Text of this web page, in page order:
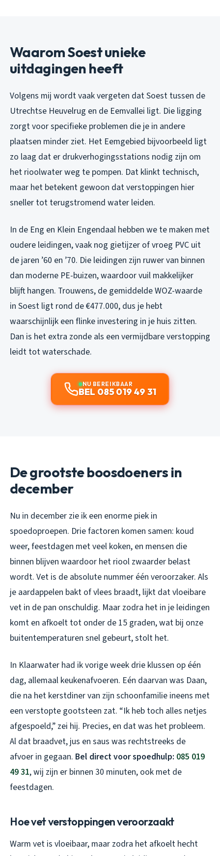
Waarom Soest unieke
uitdagingen heeft
Volgens mij wordt vaak vergeten dat Soest tussen de
Utrechtse Heuvelrug en de Eemvallei ligt. Die ligging
zorgt voor specifieke problemen die je in andere
plaatsen minder ziet. Het Eemgebied bijvoorbeeld ligt
zo laag dat er drukverhogingsstations nodig zijn om
het rioolwater weg te pompen. Dat klinkt technisch,
maar het betekent gewoon dat verstoppingen hier
sneller tot terugstromend water leiden.
In de Eng en Klein Engendaal hebben we te maken met
oudere leidingen, vaak nog gietijzer of vroeg PVC uit
de jaren ’60 en ’70. Die leidingen zijn ruwer van binnen
dan moderne PE-buizen, waardoor vuil makkelijker
blijft hangen. Trouwens, de gemiddelde WOZ-waarde
in Soest ligt rond de €477.000, dus je hebt
waarschijnlijk een flinke investering in je huis zitten.
Dan is het extra zonde als een vermijdbare verstopping
leidt tot waterschade.
NU BEREIKBAAR
BEL 085 019 49 31
De grootste boosdoeners in
december
Nu in december zie ik een enorme piek in
spoedoproepen. Drie factoren komen samen: koud
weer, feestdagen met veel koken, en mensen die
binnen blijven waardoor het riool zwaarder belast
wordt. Vet is de absolute nummer één veroorzaker. Als
je aardappelen bakt of vlees braadt, lijkt dat vloeibare
vet in de pan onschuldig. Maar zodra het in je leidingen
komt en afkoelt tot onder de 15 graden, wat bij onze
buitentemperaturen snel gebeurt, stolt het.
In Klaarwater had ik vorige week drie klussen op één
dag, allemaal keukenafvoeren. Eén daarvan was Daan,
die na het kerstdiner van zijn schoonfamilie ineens met
een verstopte gootsteen zat. “Ik heb toch alles netjes
afgespoeld,” zei hij. Precies, en dat was het probleem.
Al dat braadvet, jus en saus was rechtstreeks de
afvoer in gegaan. Bel direct voor spoedhulp: 085 019
49 31, wij zijn er binnen 30 minuten, ook met de
feestdagen.
Hoe vet verstoppingen veroorzaakt
Warm vet is vloeibaar, maar zodra het afkoelt hecht